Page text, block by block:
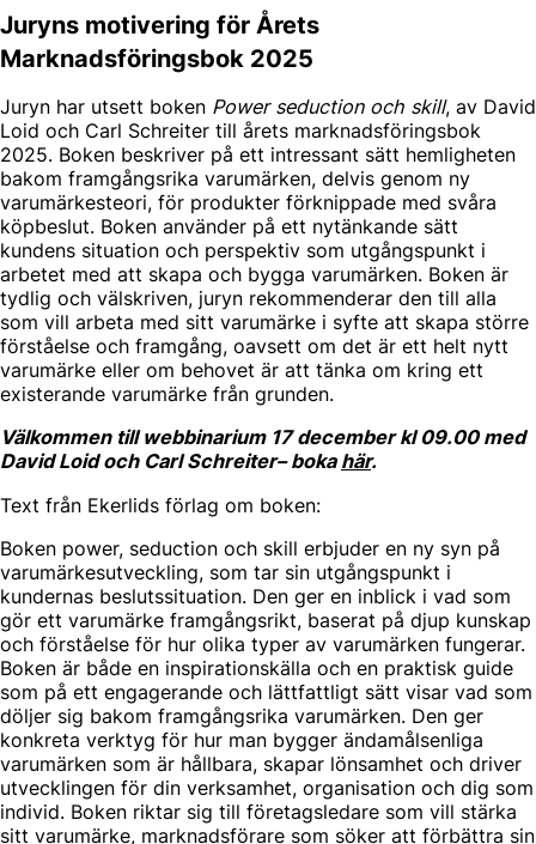
Juryns motivering för Årets
Marknadsföringsbok 2025
Juryn har utsett boken Power seduction och skill, av David
Loid och Carl Schreiter till årets marknadsföringsbok
2025. Boken beskriver på ett intressant sätt hemligheten
bakom framgångsrika varumärken, delvis genom ny
varumärkesteori, för produkter förknippade med svåra
köpbeslut. Boken använder på ett nytänkande sätt
kundens situation och perspektiv som utgångspunkt i
arbetet med att skapa och bygga varumärken. Boken är
tydlig och välskriven, juryn rekommenderar den till alla
som vill arbeta med sitt varumärke i syfte att skapa större
förståelse och framgång, oavsett om det är ett helt nytt
varumärke eller om behovet är att tänka om kring ett
existerande varumärke från grunden.
Välkommen till webbinarium 17 december kl 09.00 med
David Loid och Carl Schreiter– boka här.
Text från Ekerlids förlag om boken:
Boken power, seduction och skill erbjuder en ny syn på
varumärkesutveckling, som tar sin utgångspunkt i
kundernas beslutssituation. Den ger en inblick i vad som
gör ett varumärke framgångsrikt, baserat på djup kunskap
och förståelse för hur olika typer av varumärken fungerar.
Boken är både en inspirationskälla och en praktisk guide
som på ett engagerande och lättfattligt sätt visar vad som
döljer sig bakom framgångsrika varumärken. Den ger
konkreta verktyg för hur man bygger ändamålsenliga
varumärken som är hållbara, skapar lönsamhet och driver
utvecklingen för din verksamhet, organisation och dig som
individ. Boken riktar sig till företagsledare som vill stärka
sitt varumärke, marknadsförare som söker att förbättra sin